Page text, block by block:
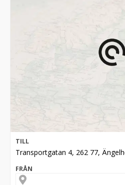
TILL
Transportgatan 4, 262 77,
FRÅN